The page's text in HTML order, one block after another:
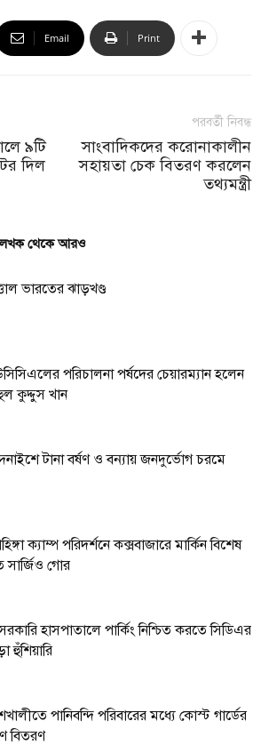
Email Print
৯টি
দিল
পরবর্তী নিবন্ধ
সাংবাদিকদের করোনাকালীন
সহায়তা চেক বিতরণ করলেন
তথ্যমন্ত্রী
থেকে আরও
ভারতের ঝাড়খণ্ড
পরিচালনা পর্ষদের চেয়ারম্যান হলেন
কুদ্দুস খান
টানা বর্ষণ ও বন্যায় জনদুর্ভোগ চরমে
ক্যাম্প পরিদর্শনে কক্সবাজারে মার্কিন বিশেষ
সার্জিও গোর
হাসপাতালে পার্কিং নিশ্চিত করতে সিডিএর
হুঁশিয়ারি
পানিবন্দি পরিবারের মধ্যে কোস্ট গার্ডের
বিতরণ